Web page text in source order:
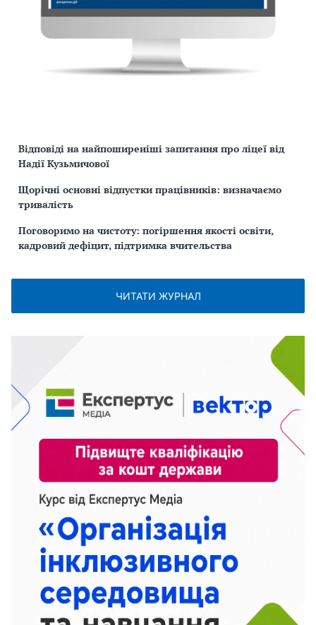
Відповіді на найпоширеніші запитання про ліцеї від
Надії Кузьмичової
Щорічні основні відпустки працівників: визначаємо
тривалість
Поговоримо на чистоту: погіршення якості освіти,
кадровий дефіцит, підтримка вчительства
ЧИТАТИ ЖУРНАЛ